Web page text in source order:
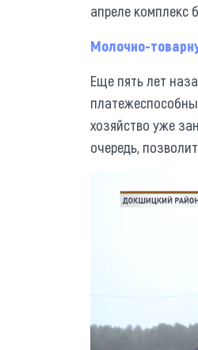
апреле комплекс
Молочно-
Еще пять лет
хозяйство уже
очередь,